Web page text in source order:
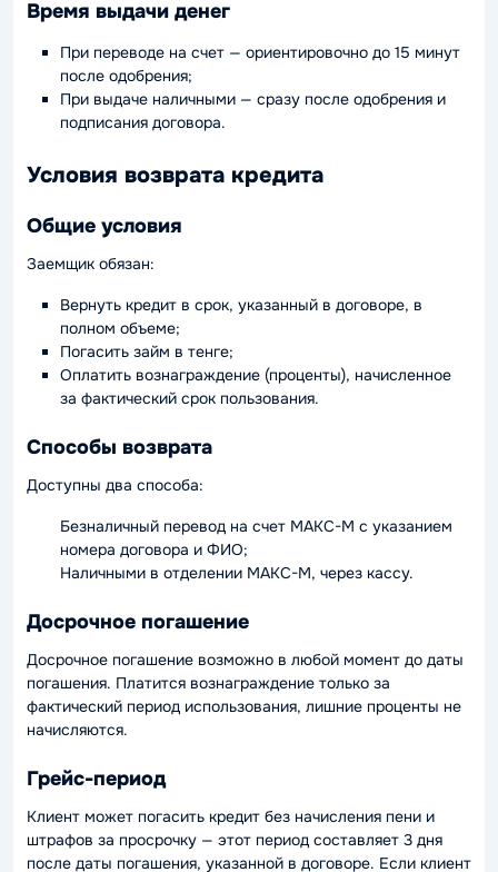
Время выдачи денег
При переводе на счет — ориентировочно до 15 минут
после одобрения;
При выдаче наличными — сразу после одобрения и
подписания договора.
Условия возврата кредита
Общие условия
Заемщик обязан:
Вернуть кредит в срок, указанный в договоре, в
полном объеме;
Погасить займ в тенге;
Оплатить вознаграждение (проценты), начисленное
за фактический срок пользования.
Способы возврата
Доступны два способа:
Безналичный перевод на счет МАКС-М с указанием
номера договора и ФИО;
Наличными в отделении МАКС-М, через кассу.
Досрочное погашение
Досрочное погашение возможно в любой момент до даты
погашения. Платится вознаграждение только за
фактический период использования, лишние проценты не
начисляются.
Грейс-период
Клиент может погасить кредит без начисления пени и
штрафов за просрочку — этот период составляет 3 дня
после даты погашения, указанной в договоре. Если клиент